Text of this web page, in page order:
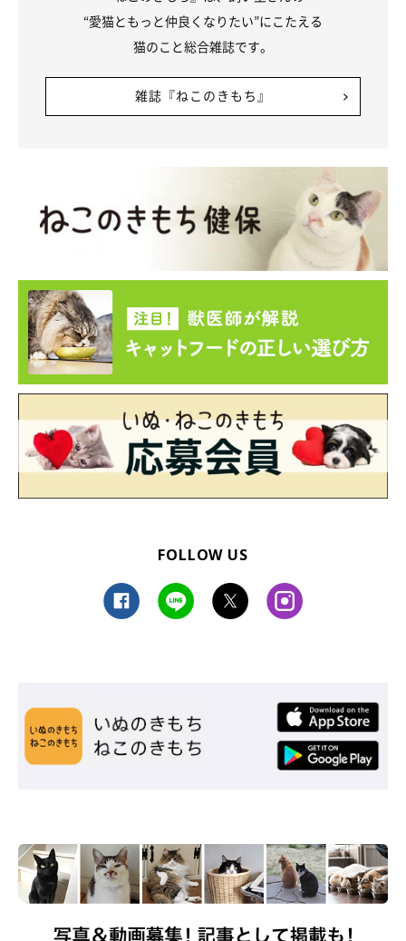
“愛猫ともっと仲良くなりたい”にこたえる
猫のこと総合雑誌です。
雑誌『ねこのきもち』
FOLLOW US